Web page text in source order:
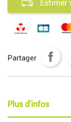
Estimer
Partager
Plus d'infos